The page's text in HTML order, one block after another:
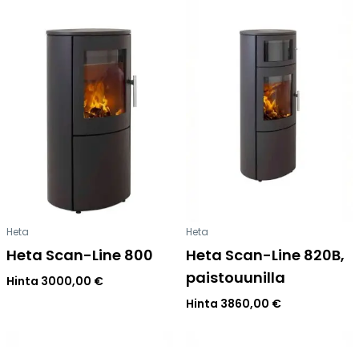
Heta
Heta Scan-Line 800
Hinta 3000,00 €
Heta
Heta Scan-Line 820B,
paistouunilla
Hinta 3860,00 €